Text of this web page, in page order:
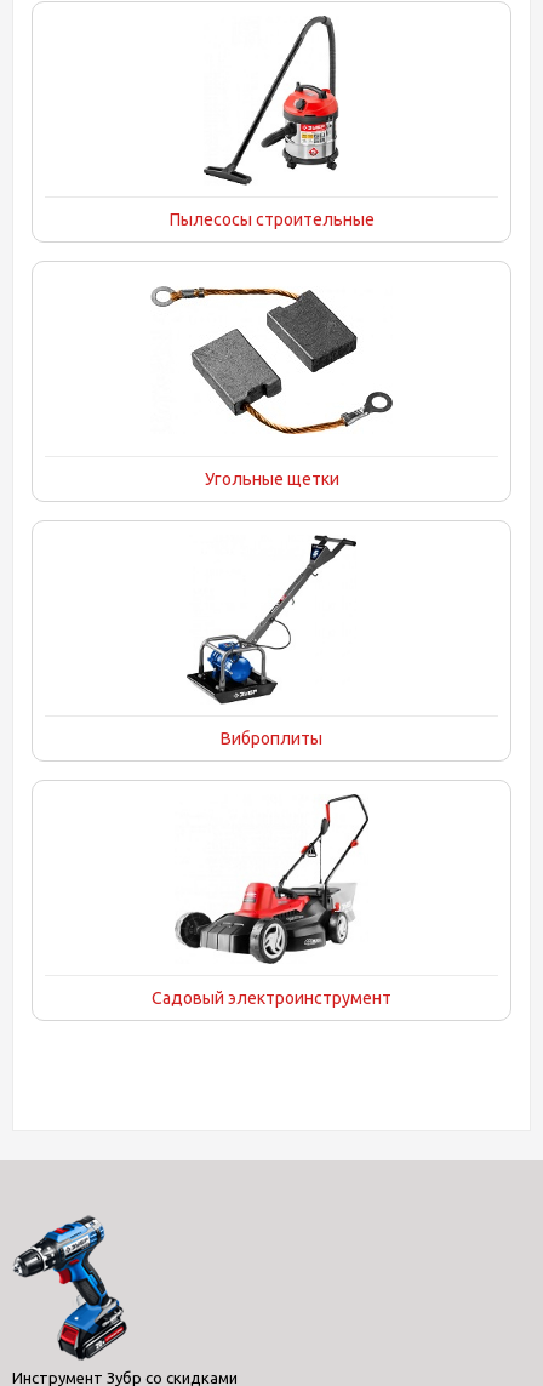
Пылесосы строительные
Угольные щетки
Виброплиты
Садовый электроинструмент
Инструмент Зубр со скидками